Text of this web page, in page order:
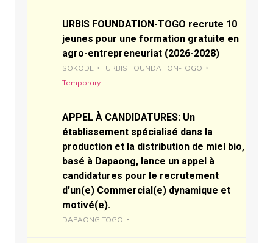
URBIS FOUNDATION-TOGO recrute 10
jeunes pour une formation gratuite en
agro-entrepreneuriat (2026-2028)
SOKODE
URBIS FOUNDATION-TOGO
Temporary
APPEL À CANDIDATURES: Un
établissement spécialisé dans la
production et la distribution de miel bio,
basé à Dapaong, lance un appel à
candidatures pour le recrutement
d’un(e) Commercial(e) dynamique et
motivé(e).
DAPAONG TOGO